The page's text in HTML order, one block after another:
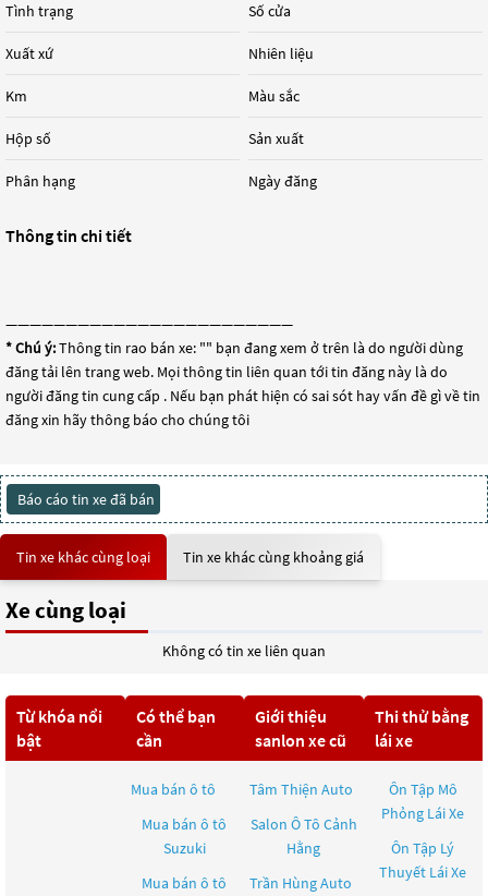
Tình trạng
Xuất xứ
Km
Hộp số
Phân hạng
Số cửa
Nhiên liệu
Màu sắc
Sản xuất
Ngày đăng
Thông tin chi tiết
————————————————————————
* Chú ý:Thông tin rao bán xe: "" bạn đang xem ở trên là do người dùng
đăng tải lên trang web. Mọi thông tin liên quan tới tin đăng này là do
người đăng tin cung cấp . Nếu bạn phát hiện có sai sót hay vấn đề gì về tin
đăng xin hãy thông báo cho chúng tôi
Báo cáo tin xe đã bán
Tin xe khác cùng loại Tin xe khác cùng khoảng giá
Xe cùng loại
Không có tin xe liên quan
Từ khóa nổi
bật
Có thể bạn
cần
Mua bán ô tô
Mua bán ô tô
Suzuki
Mua bán ô tô
Giới thiệu
sanlon xe cũ
Tâm Thiện Auto
Salon Ô Tô Cảnh
Hằng
Trần Hùng Auto
Thi thử bằng
lái xe
Ôn Tập Mô
Phỏng Lái Xe
Ôn Tập Lý
Thuyết Lái Xe